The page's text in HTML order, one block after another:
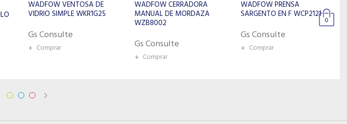
WADFOW CERRADORA
MANUAL DE MORDAZA
Gs Consulte
WADFOW PRENSA
SARGENTO EN F WCP2121
+ Comprar
TITAN MEDIDOR DE
CONTORNO GRT7187
Gs Consulte
+ Comprar
0